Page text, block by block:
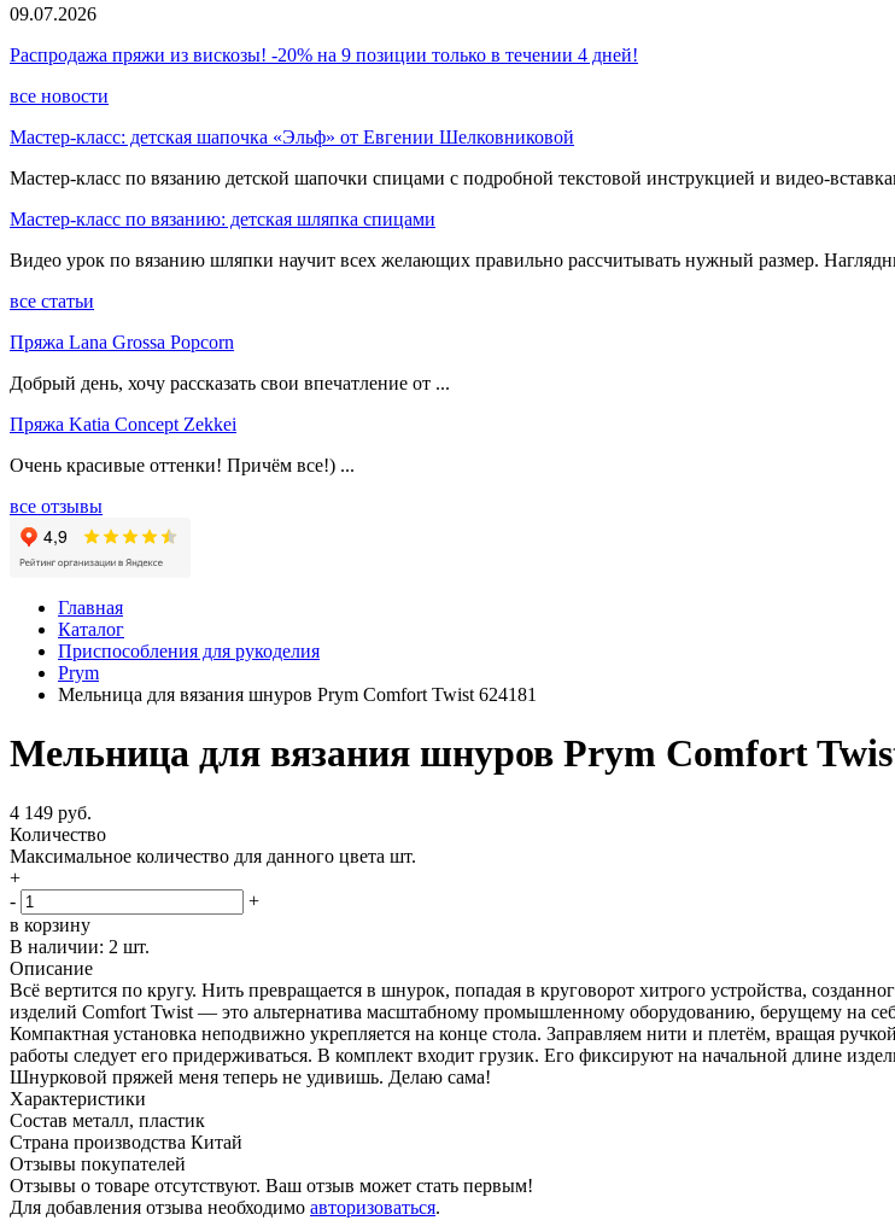
09.07.2026
Распродажа пряжи из вискозы! -20% на 9 позиции только в течении 4 дней!
все новости
Мастер-класс: детская шапочка «Эльф» от Евгении Шелковниковой
Мастер-класс по вязанию детской шапочки спицами с подробной текстовой инструкцией и видео-
Мастер-класс по вязанию: детская шляпка спицами
Видео урок по вязанию шляпки научит всех желающих правильно рассчитывать нужный размер.
все статьи
Пряжа Lana Grossa Popcorn
Добрый день, хочу рассказать свои впечатление от ...
Пряжа Katia Concept Zekkei
Очень красивые оттенки! Причём все!) ...
все отзывы
Главная
Каталог
Приспособления для рукоделия
Prym
Мельница для вязания шнуров Prym Comfort Twist 624181
Мельница для вязания шнуров Prym Comfort
4 149 руб.
Количество
Максимальное количество для данного цвета шт.
+
-
+
в корзину
В наличии: 2 шт.
Описание
Всё вертится по кругу. Нить превращается в шнурок, попадая в круговорот хитрого устройства,
изделий Comfort Twist — это альтернатива масштабному промышленному оборудованию, берущему на
Компактная установка неподвижно укрепляется на конце стола. Заправляем нити и плетём, вращая
работы следует его придерживаться. В комплект входит грузик. Его фиксируют на начальной длине
Шнурковой пряжей меня теперь не удивишь. Делаю сама!
Характеристики
Состав металл, пластик
Страна производства Китай
Отзывы покупателей
Отзывы о товаре отсутствуют. Ваш отзыв может стать первым!
Для добавления отзыва необходимо авторизоваться.